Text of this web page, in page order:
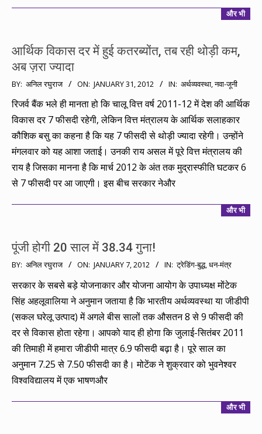
और भी
आर्थिक विकास दर में हुई कतरब्योंत, तब रही थोड़ी कम,
अब ज़रा ज्यादा
2012-
01-
31
BY: अनिल रघुराज ON: JANUARY 31, 2012 IN: अर्थव्यवस्था,नवा-जूनी
रिजर्व बैंक भले ही मानता हो कि चालू वित्त वर्ष 2011-12 में देश की आर्थिक
विकास दर 7 फीसदी रहेगी, लेकिन वित्त मंत्रालय के आर्थिक सलाहकार
कौशिक बसु का कहना है कि यह 7 फीसदी से थोड़ी ज्यादा रहेगी। उन्होंने
मंगलवार को यह आशा जताई। उनकी राय असल में पूरे वित्त मंत्रालय की
राय है जिसका मानना है कि मार्च 2012 के अंत तक मुद्रास्फीति घटकर 6
से 7 फीसदी पर आ जाएगी। इस बीच सरकार नेऔर
और भी
पूंजी होगी 20 साल में 38.34 गुना!
2012-
07
BY: अनिल रघुराज ON: JANUARY 7, 2012 IN: ट्रेडिंग-बुद्ध,धन-मंत्र
सरकार के सबसे बड़े योजनाकार और योजना आयोग के उपाध्यक्ष मोंटेक
सिंह अहलूवालिया ने अनुमान जताया है कि भारतीय अर्थव्यवस्था या जीडीपी
(सकल घरेलू उत्पाद) में अगले बीस सालों तक औसतन 8 से 9 फीसदी की
दर से विकास होता रहेगा। आपको याद ही होगा कि जुलाई-सितंबर 2011
की तिमाही में हमारा जीडीपी मात्र 6.9 फीसदी बढ़ा है। पूरे साल का
अनुमान 7.25 से 7.50 फीसदी का है। मोटेंक ने शुक्रवार को भुवनेश्वर
विश्वविद्यालय में एक भाषणऔर
और भी